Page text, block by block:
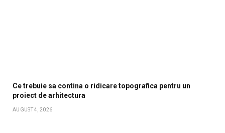
Ce trebuie sa contina o ridicare topografica pentru un
proiect de arhitectura
AUGUST 4, 2026